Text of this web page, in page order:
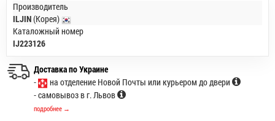
Производитель
ILJIN(Корея)
Каталожный номер
IJ223126
Доставка по Украине
-
на отделение Новой Почты или курьером до двери
- самовывоз в г. Львов
подробнее →